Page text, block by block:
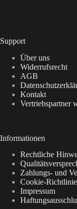
Support
Über uns
Widerrufsrecht
AGB
Kontakt
Vertriebspartner
Informationen
Rechtliche
Zahlungs- und
Cookie-
Impressum